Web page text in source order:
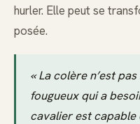
hurler. Elle peut se
posée.
« La colère n’est
fougueux qui a
cavalier est capable